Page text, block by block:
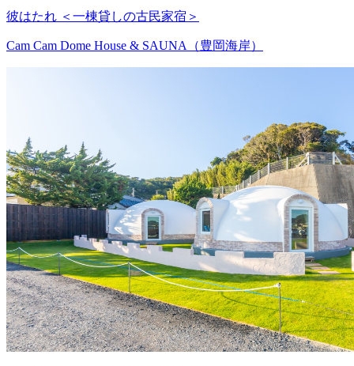
彼はたれ ＜一棟貸しの古民家宿＞
Cam Cam Dome House & SAUNA（豊岡海岸）